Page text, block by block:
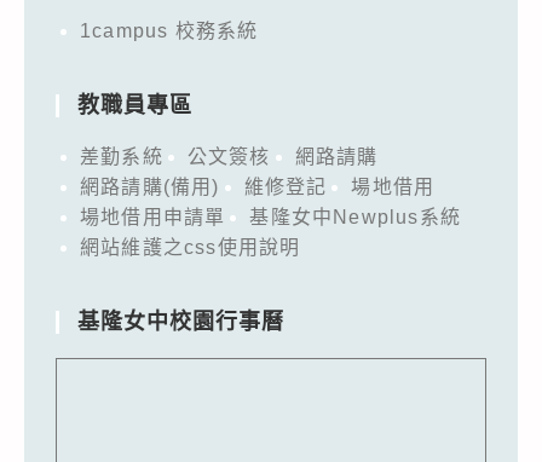
1campus 校務系統
教職員專區
差勤系統 公文簽核
網路請購
網路請購(備用)
維修登記
場地借用
場地借用申請單
基隆女中Newplus系統
網站維護之css使用說明
基隆女中校園行事曆